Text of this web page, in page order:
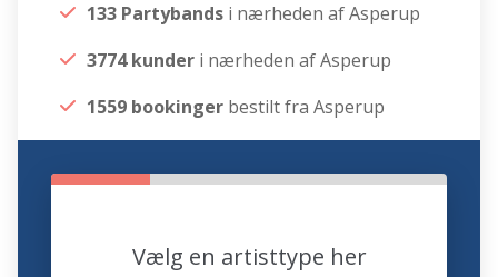
133 Partybands i nærheden af Asperup
3774 kunder i nærheden af Asperup
1559 bookinger bestilt fra Asperup
Vælg en artisttype her